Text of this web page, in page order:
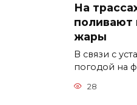
На
поливают
жары
В связи с
погодой на
28